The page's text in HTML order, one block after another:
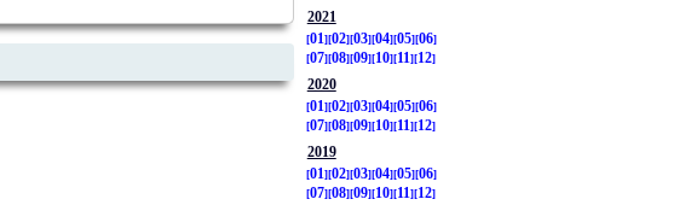
2021
01
02 03 04 05 06
07 08 09 10 11
12
2020
01
02 03 04 05 06
07 08 09 10 11
12
2019
01
02 03 04 05 06
07 08 09 10 11
12